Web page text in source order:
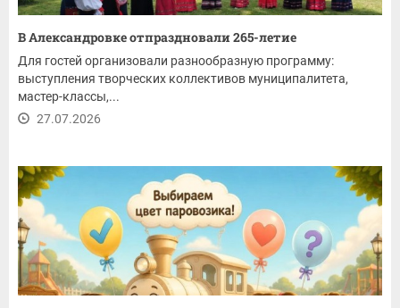
В Александровке отпраздновали 265-летие
Для гостей организовали разнообразную программу:
выступления творческих коллективов муниципалитета,
мастер-классы,...
27.07.2026